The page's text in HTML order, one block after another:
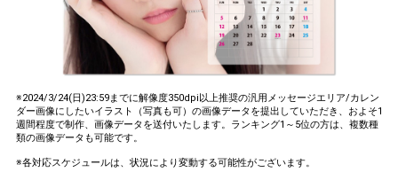
※2024/3/24(日)23:59までに解像度350dpi以上推奨の汎用メッセージエリア/カレン
ダー画像にしたいイラスト（写真も可）の画像データを提出していただき、およそ1
週間程度で制作、画像データを送付いたします。ランキング1～5位の方は、複数種
類の画像データも可能です。
※各対応スケジュールは、状況により変動する可能性がございます。